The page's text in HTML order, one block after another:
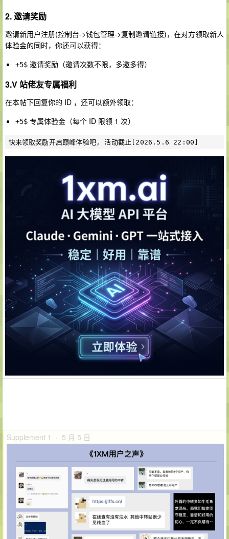
2. 邀请奖励
邀请新用户注册(控制台->钱包管理->复制邀请链接)，在对方领取新人
体验金的同时，你还可以获得：
+5$ 邀请奖励（邀请次数不限，多邀多得）
3.V 站佬友专属福利
在本帖下回复你的 ID ，还可以额外领取：
+5$ 专属体验金（每个 ID 限领 1 次）
Supplement 1 · 5 月 5 日